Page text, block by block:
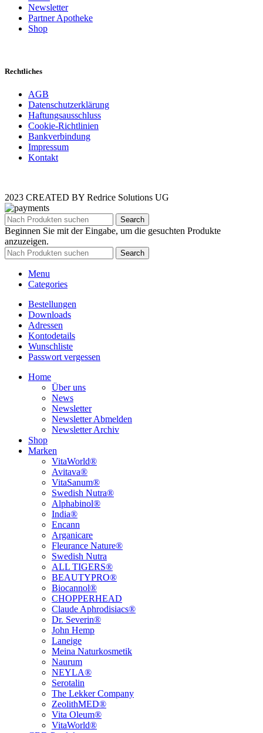
Newsletter
Partner Apotheke
Shop
Rechtliches
AGB
Datenschutzerklärung
Haftungsausschluss
Cookie-Richtlinien
Bankverbindung
Impressum
Kontakt
2023 CREATED BY Redrice Solutions UG
Search
Beginnen Sie mit der Eingabe, um die gesuchten Produkte
anzuzeigen.
Search
Menu
Categories
Bestellungen
Downloads
Adressen
Kontodetails
Wunschliste
Passwort vergessen
Home
Über uns
News
Newsletter
Newsletter Abmelden
Newsletter Archiv
Shop
Marken
VitaWorld®
Avitava®
VitaSanum®
Swedish Nutra®
Alphabinol®
India®
Encann
Arganicare
Fleurance Nature®
Swedish Nutra
ALL TIGERS®
BEAUTYPRO®
Biocannol®
CHOPPERHEAD
Claude Aphrodisiacs®
Dr. Severin®
John Hemp
Laneige
Meina Naturkosmetik
Naurum
NEYLA®
Serotalin
The Lekker Company
ZeolithMED®
Vita Oleum®
VitaWorld®